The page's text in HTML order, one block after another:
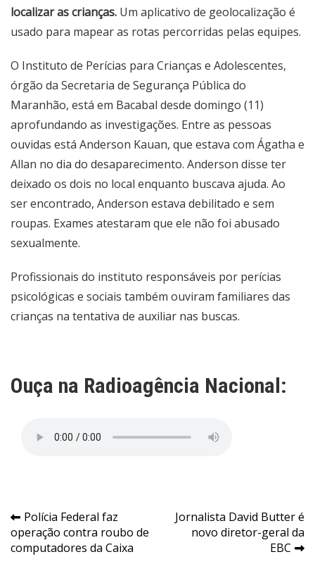
localizar as crianças. Um aplicativo de geolocalização é
usado para mapear as rotas percorridas pelas equipes.
O Instituto de Perícias para Crianças e Adolescentes,
órgão da Secretaria de Segurança Pública do
Maranhão, está em Bacabal desde domingo (11)
aprofundando as investigações. Entre as pessoas
ouvidas está Anderson Kauan, que estava com Ágatha e
Allan no dia do desaparecimento. Anderson disse ter
deixado os dois no local enquanto buscava ajuda. Ao
ser encontrado, Anderson estava debilitado e sem
roupas. Exames atestaram que ele não foi abusado
sexualmente.
Profissionais do instituto responsáveis por perícias
psicológicas e sociais também ouviram familiares das
crianças na tentativa de auxiliar nas buscas.
Ouça na Radioagência Nacional:
Navegação
de
Polícia Federal faz
operação contra roubo de
computadores da Caixa
Jornalista David Butter é
novo diretor-geral da
EBC